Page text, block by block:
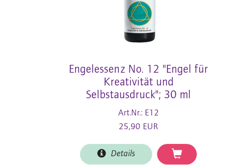
Engelessenz No. 12 "Engel für
Kreativität und
Selbstausdruck"; 30 ml
Art.Nr.: E12
25,90 EUR
Details